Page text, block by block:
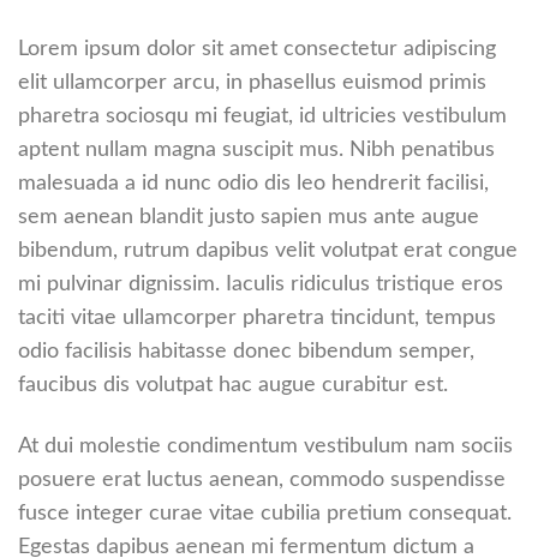
Lorem ipsum dolor sit amet consectetur adipiscing
elit ullamcorper arcu, in phasellus euismod primis
pharetra sociosqu mi feugiat, id ultricies vestibulum
aptent nullam magna suscipit mus. Nibh penatibus
malesuada a id nunc odio dis leo hendrerit facilisi,
sem aenean blandit justo sapien mus ante augue
bibendum, rutrum dapibus velit volutpat erat congue
mi pulvinar dignissim. Iaculis ridiculus tristique eros
taciti vitae ullamcorper pharetra tincidunt, tempus
odio facilisis habitasse donec bibendum semper,
faucibus dis volutpat hac augue curabitur est.
At dui molestie condimentum vestibulum nam sociis
posuere erat luctus aenean, commodo suspendisse
fusce integer curae vitae cubilia pretium consequat.
Egestas dapibus aenean mi fermentum dictum a